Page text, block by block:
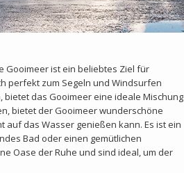
Gooimeer ist ein beliebtes Ziel für
perfekt zum Segeln und Windsurfen
das Gooimeer eine ideale Mischung
bietet der Gooimeer wunderschöne
auf das Wasser genießen kann. Es ist ein
Bad oder einen gemütlichen
Oase der Ruhe und sind ideal, um der